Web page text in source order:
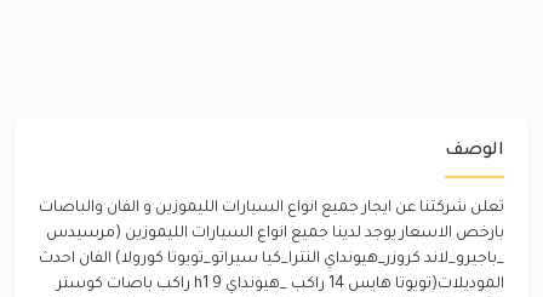
الوصف
تعلن شركتنا عن ايجار جميع انواع السيارات الليموزين و الفان والباصات
بارخص الاسعار يوجد لدينا جميع انواع السيارات الليموزين (مرسيدس
_باجيرو_لاند كروزر_هيونداي النترا_كيا سيراتو_تويوتا كورولا) الفان احدث
الموديلات(تويوتا هايس 14 راكب _هيونداي h1 9 راكب باصات كوستر